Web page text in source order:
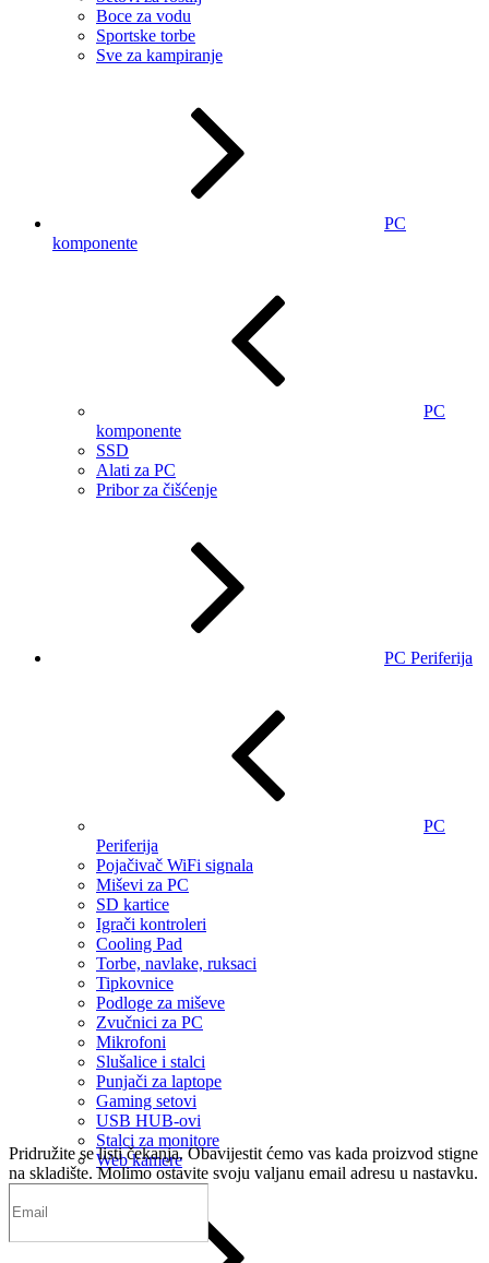
Boce za vodu
Sportske torbe
Sve za kampiranje
PC
komponente
PC
komponente
SSD
Alati za PC
Pribor za čišćenje
PC Periferija
PC
Periferija
Pojačivač WiFi signala
Miševi za PC
SD kartice
Igrači kontroleri
Cooling Pad
Torbe, navlake, ruksaci
Tipkovnice
Podloge za miševe
Zvučnici za PC
Mikrofoni
Slušalice i stalci
Punjači za laptope
Gaming setovi
USB HUB-ovi
Stalci za monitore
Web kamere
Pridružite se listi čekanja. Obavijestit ćemo vas kada proizvod stigne
na skladište. Molimo ostavite svoju valjanu email adresu u nastavku.